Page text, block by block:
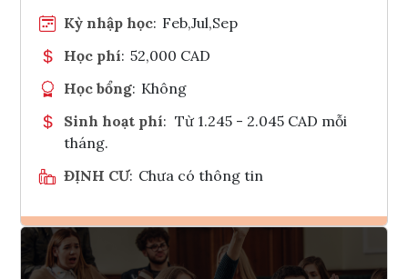
Kỳ nhập học: Feb,Jul,Sep
Học phí: 52,000 CAD
Học bổng: Không
Sinh hoạt phí: Từ 1.245 - 2.045 CAD mỗi
tháng.
ĐỊNH CƯ: Chưa có thông tin
Ghi danh